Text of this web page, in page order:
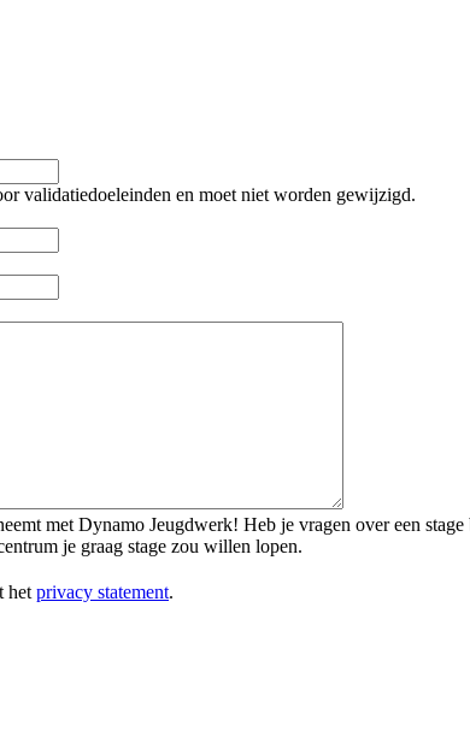
validatiedoeleinden en moet niet worden gewijzigd.
met Dynamo Jeugdwerk! Heb je vragen over een
je graag stage zou willen lopen.
het privacy statement.